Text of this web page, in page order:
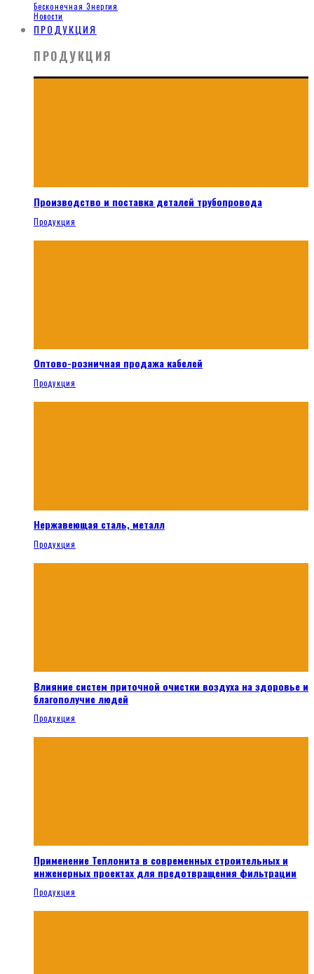
Бесконечная Энергия
Новости
ПРОДУКЦИЯ
ПРОДУКЦИЯ
Производство и поставка деталей трубопровода
Продукция
Оптово-розничная продажа кабелей
Продукция
Нержавеющая сталь, металл
Продукция
Влияние систем приточной очистки воздуха на здоровье и
благополучие людей
Продукция
Применение Теплонита в современных строительных и
инженерных проектах для предотвращения фильтрации
Продукция